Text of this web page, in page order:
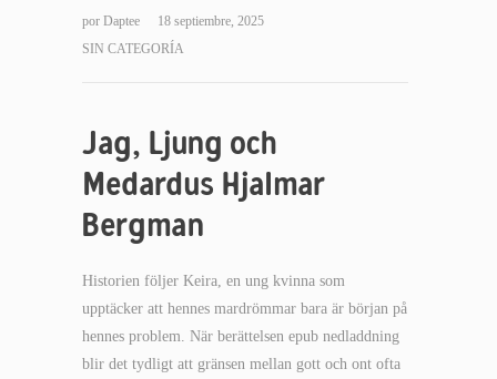
por Daptee
18 septiembre, 2025
SIN CATEGORÍA
Jag, Ljung och
Medardus Hjalmar
Bergman
Historien följer Keira, en ung kvinna som
upptäcker att hennes mardrömmar bara är början på
hennes problem. När berättelsen epub nedladdning
blir det tydligt att gränsen mellan gott och ont ofta